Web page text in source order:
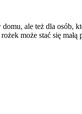
ale też dla osób,
może stać się